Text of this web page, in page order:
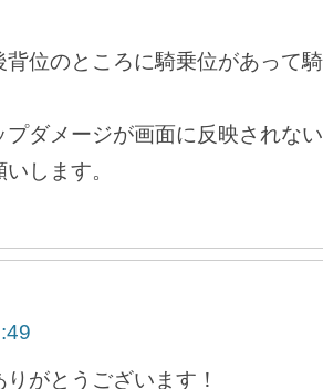
背位のところに騎乗位があって
プダメージが画面に反映されな
します。
がとうございます！